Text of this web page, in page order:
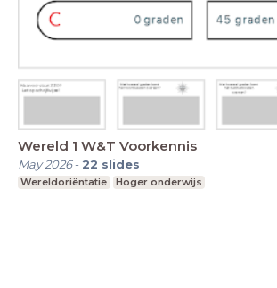
Wereld 1 W&T Voorkennis
May 2026- 22 slides
Wereldoriëntatie Hoger onderwijs